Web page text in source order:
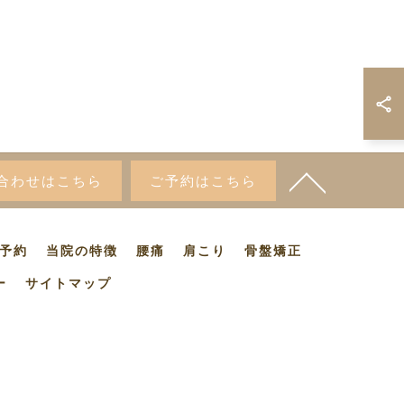
わせはこちら ご予約はこちら
約 当院の特徴 腰痛 肩こり 骨盤矯正
サイトマップ